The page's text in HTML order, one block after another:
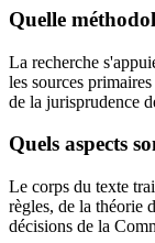
Quelle
La recherche
les sources
de la jurisprudence
Quels aspects
Le corps du texte
règles, de la théorie
décisions de la